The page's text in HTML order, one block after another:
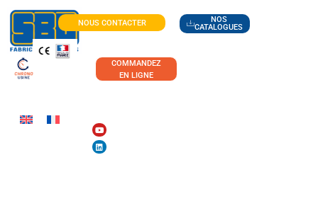
NOUS CONTACTER
NOS
CATALOGUES
COMMANDEZ
EN LIGNE